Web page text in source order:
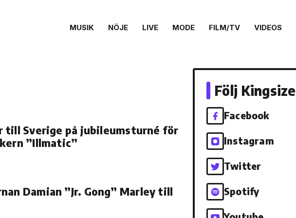
MUSIK NÖJE LIVE MODE FILM/TV VIDEOS
till Sverige på jubileumsturné för
”Illmatic”
Damian ”Jr. Gong” Marley till
Följ Kingsize
Facebook
Instagram
Twitter
Spotify